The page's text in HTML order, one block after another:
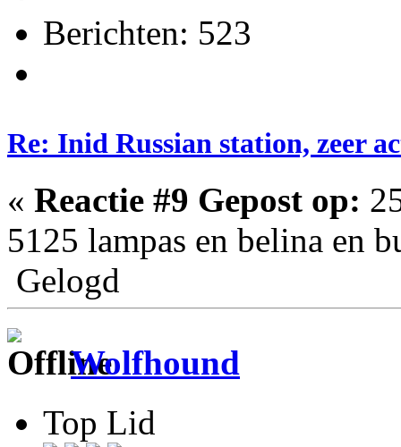
Berichten: 523
Re: Inid Russian station, zeer
« Reactie #9 Gepost op:
5125 lampas en belina en
Gelogd
Wolfhound
Top Lid